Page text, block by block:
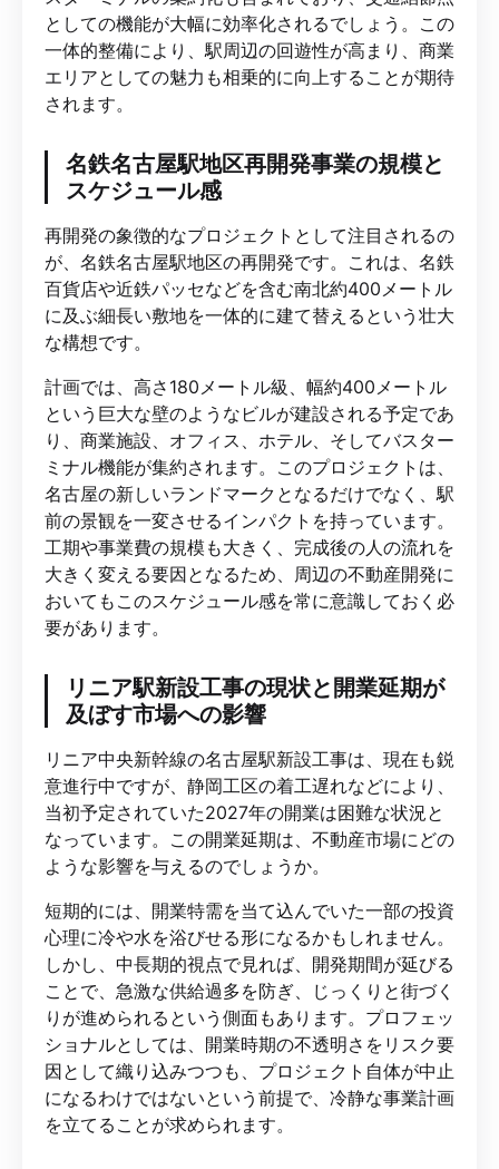
としての機能が大幅に効率化されるでしょう。この
一体的整備により、駅周辺の回遊性が高まり、商業
エリアとしての魅力も相乗的に向上することが期待
されます。
名鉄名古屋駅地区再開発事業の規模と
スケジュール感
再開発の象徴的なプロジェクトとして注目されるの
が、名鉄名古屋駅地区の再開発です。これは、名鉄
百貨店や近鉄パッセなどを含む南北約400メートル
に及ぶ細長い敷地を一体的に建て替えるという壮大
な構想です。
計画では、高さ180メートル級、幅約400メートル
という巨大な壁のようなビルが建設される予定であ
り、商業施設、オフィス、ホテル、そしてバスター
ミナル機能が集約されます。このプロジェクトは、
名古屋の新しいランドマークとなるだけでなく、駅
前の景観を一変させるインパクトを持っています。
工期や事業費の規模も大きく、完成後の人の流れを
大きく変える要因となるため、周辺の不動産開発に
おいてもこのスケジュール感を常に意識しておく必
要があります。
リニア駅新設工事の現状と開業延期が
及ぼす市場への影響
リニア中央新幹線の名古屋駅新設工事は、現在も鋭
意進行中ですが、静岡工区の着工遅れなどにより、
当初予定されていた2027年の開業は困難な状況と
なっています。この開業延期は、不動産市場にどの
ような影響を与えるのでしょうか。
短期的には、開業特需を当て込んでいた一部の投資
心理に冷や水を浴びせる形になるかもしれません。
しかし、中長期的視点で見れば、開発期間が延びる
ことで、急激な供給過多を防ぎ、じっくりと街づく
りが進められるという側面もあります。プロフェッ
ショナルとしては、開業時期の不透明さをリスク要
因として織り込みつつも、プロジェクト自体が中止
になるわけではないという前提で、冷静な事業計画
を立てることが求められます。